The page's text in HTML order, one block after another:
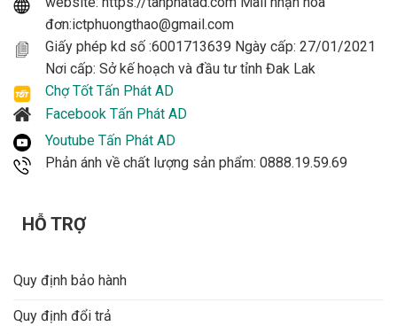
đơn:ictphuongthao@gmail.com
Giấy phép kd số :6001713639 Ngày cấp: 27/01/2021
Nơi cấp: Sở kế hoạch và đầu tư tỉnh Đak Lak
Chợ Tốt Tấn Phát AD
Facebook Tấn Phát AD
Youtube Tấn Phát AD
Phản ánh về chất lượng sản phẩm: 0888.19.59.69
HỖ TRỢ
Quy định bảo hành
Quy định đổi trả